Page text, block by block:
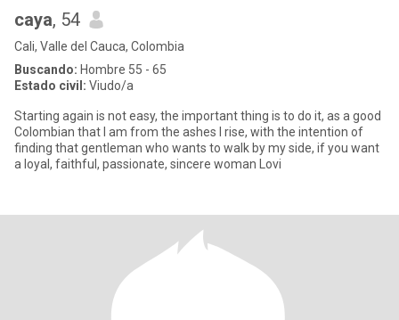
caya, 54
Cali, Valle del Cauca, Colombia
Buscando: Hombre 55 - 65
Estado civil: Viudo/a
Starting again is not easy, the important thing is to do it, as a good
Colombian that I am from the ashes I rise, with the intention of
finding that gentleman who wants to walk by my side, if you want
a loyal, faithful, passionate, sincere woman Lovi